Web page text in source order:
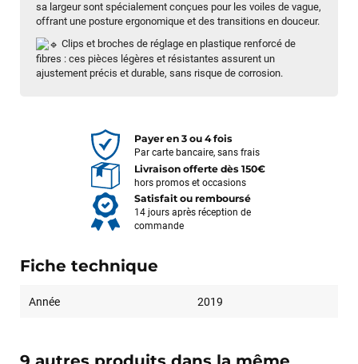
sa largeur sont spécialement conçues pour les voiles de vague,
offrant une posture ergonomique et des transitions en douceur.
Clips et broches de réglage en plastique renforcé de
fibres : ces pièces légères et résistantes assurent un
ajustement précis et durable, sans risque de corrosion.
Payer en 3 ou 4 fois
Par carte bancaire, sans frais
Livraison offerte dès 150€
hors promos et occasions
Satisfait ou remboursé
14 jours après réception de
commande
Fiche technique
Année 2019
J’ai commandé un pack via leur site internet. À peine la
sur le matériel à choisir, et m’a même offert du matériel en